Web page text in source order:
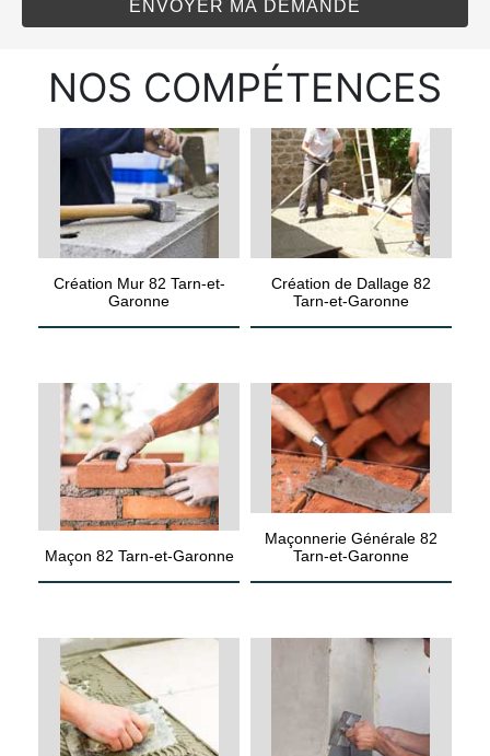
NOS COMPÉTENCES
Création Mur 82 Tarn-et-
Garonne
Création de Dallage 82
Tarn-et-Garonne
Maçon 82 Tarn-et-Garonne
Maçonnerie Générale 82
Tarn-et-Garonne